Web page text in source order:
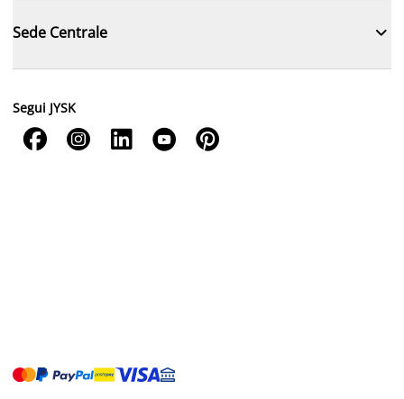
Sede Centrale 
Segui JYSK
    